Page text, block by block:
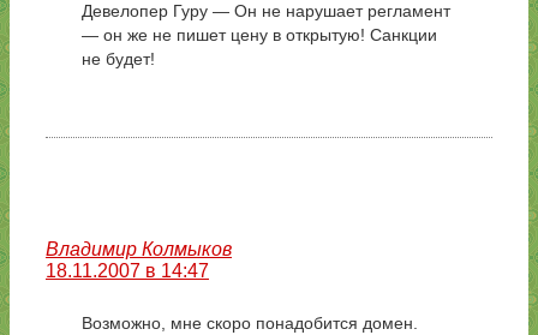
Девелопер Гуру — Он не нарушает регламент
— он же не пишет цену в открытую! Санкции
не будет!
Владимир Колмыков
18.11.2007 в 14:47
Возможно, мне скоро понадобится домен.